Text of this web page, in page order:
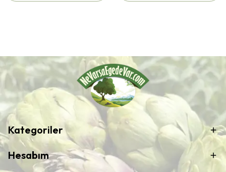
Kategoriler
Hesabım